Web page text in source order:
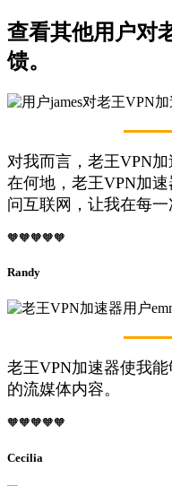
查看其他用户对
馈。
对我而言，老王VPN
在何地，老王VPN加
问互联网，让我在每一
🧡🧡🧡🧡🧡
Randy
老王VPN加速器使我
的流媒体内容。
🧡🧡🧡🧡🧡
Cecilia